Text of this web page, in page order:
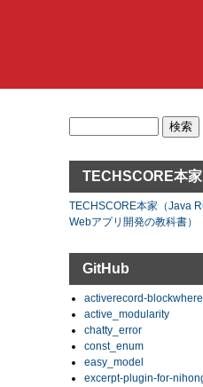
TECHSCORE本家
TECHSCORE本家（Java
Webアプリ開発の教科書）
GitHub
activerecord-blockwhere
active_modularity
chatty_error
const_enum
easy_model
excerpt-plugin-for-